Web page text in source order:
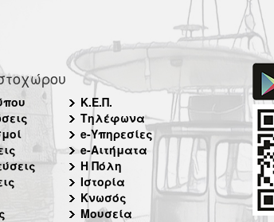
Κ.Ε.Π.
Τηλέφωνα
e-Υπηρεσίες
e-Αιτήματα
Η Πόλη
Ιστορία
Κνωσός
Μουσεία